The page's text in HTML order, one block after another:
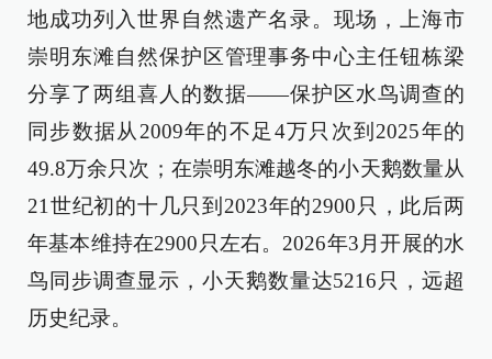
地成功列入世界自然遗产名录。现场，上海市
崇明东滩自然保护区管理事务中心主任钮栋梁
分享了两组喜人的数据——保护区水鸟调查的
同步数据从2009年的不足4万只次到2025年的
49.8万余只次；在崇明东滩越冬的小天鹅数量从
21世纪初的十几只到2023年的2900只，此后两
年基本维持在2900只左右。2026年3月开展的水
鸟同步调查显示，小天鹅数量达5216只，远超
历史纪录。